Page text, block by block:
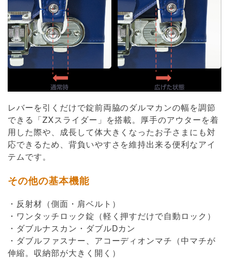
レバーを引くだけで錠前両脇のダルマカンの幅を調節
できる「ZXスライダー」を搭載。厚手のアウターを着
用した際や、成長して体大きくなったお子さまにも対
応できるため、背負いやすさを維持出来る便利なアイ
テムです。
その他の基本機能
・反射材（側面・肩ベルト）
・ワンタッチロック錠（軽く押すだけで自動ロック）
・ダブルナスカン・ダブルDカン
・ダブルファスナー、アコーディオンマチ（中マチが
伸縮。収納部が大きく開く）